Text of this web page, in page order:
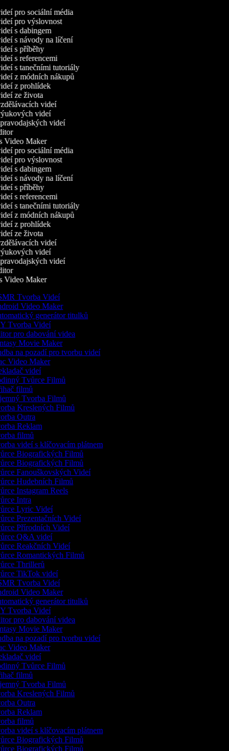
pro sociální média
pro výslovnost
s dabingem
s návody na líčení
s příběhy
s referencemi
s tanečními tutoriály
z módních nákupů
z prohlídek
ze života
videí
videí
videí
Maker
pro sociální média
pro výslovnost
s dabingem
s návody na líčení
s příběhy
s referencemi
s tanečními tutoriály
z módních nákupů
z prohlídek
ze života
videí
videí
videí
Maker
Tvorba Videí
Video Maker
generátor titulků
Tvorba Videí
pro dabování videa
Movie Maker
na pozadí pro tvorbu videí
Video Maker
videí
Tvůrce Filmů
filmů
Tvorba Filmů
Kreslených Filmů
Outra
Reklam
filmů
videí s klíčovacím plátnem
Biografických Filmů
Biografických Filmů
Fanouškovských Videí
Hudebních Filmů
Instagram Reels
Intra
Lyric Videí
Prezentačních Videí
Přírodních Videí
Q&A videí
Reakčních Videí
Romantických Filmů
Thrillerů
TikTok videí
Tvorba Videí
Video Maker
generátor titulků
Tvorba Videí
pro dabování videa
Movie Maker
na pozadí pro tvorbu videí
Video Maker
videí
Tvůrce Filmů
filmů
Tvorba Filmů
Kreslených Filmů
Outra
Reklam
filmů
videí s klíčovacím plátnem
Biografických Filmů
Biografických Filmů